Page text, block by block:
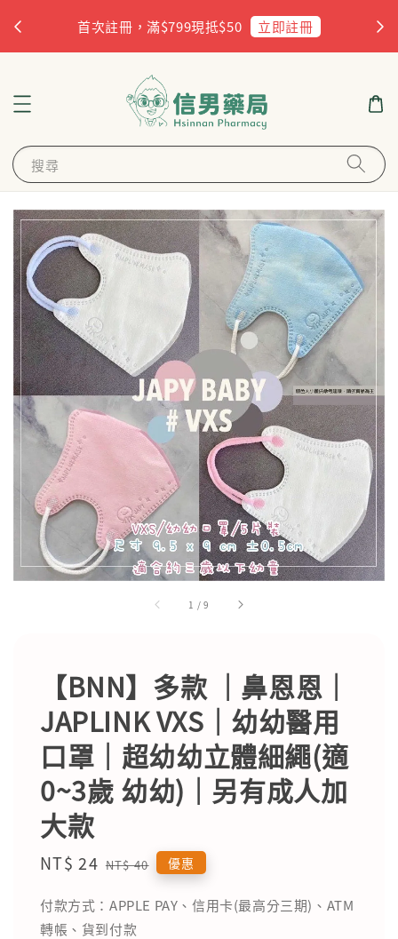
首次註冊，滿$799現抵$50 立即註冊
搜尋
1 /9
【BNN】多款 ｜鼻恩恩｜
JAPLINK VXS｜幼幼醫用
口罩｜超幼幼立體細繩(適
0~3歲 幼幼)｜另有成人加
大款
Sale
NT$ 24 Regular
NT$ 40 優惠
付款方式：APPLE PAY、信用卡(最高分三期)、ATM
轉帳、貨到付款